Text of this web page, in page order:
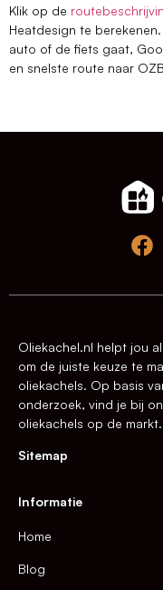
Klik op de
Heatdesign te
auto of de fiets gaat,
en snelste route naar
Oliekachel.nl helpt jou
om de juiste keuze te
oliekachels. Op basis
onderzoek, vind je bij
oliekachels op de markt.
Sitemap
Informatie
Home
Blog